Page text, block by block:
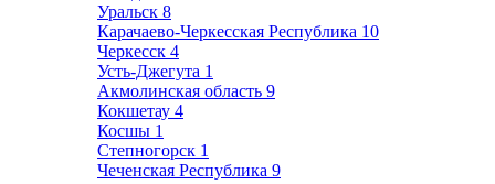
Уральск 8
Карачаево-Черкесская Республика 10
Черкесск 4
Усть-Джегута 1
Акмолинская область 9
Кокшетау 4
Косшы 1
Степногорск 1
Чеченская Республика 9